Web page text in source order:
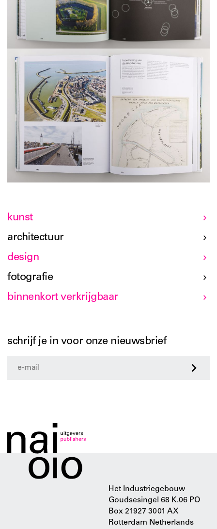
kunst
architectuur
design
fotografie
binnenkort verkrijgbaar
schrijf je in voor onze nieuwsbrief
Het Industriegebouw
Goudsesingel 68 K.06 PO
Box 21927 3001 AX
Rotterdam Netherlands